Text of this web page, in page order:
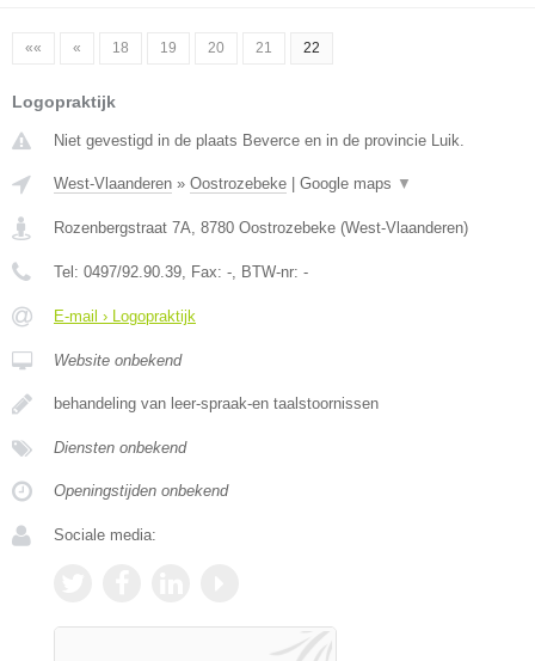
«« « 18 19 20 21 22
Logopraktijk
Niet gevestigd in de plaats Beverce en in de provincie Luik.
West-Vlaanderen » Oostrozebeke Google maps ▼
Rozenbergstraat 7A, 8780 Oostrozebeke (West-Vlaanderen)
Tel: 0497/92.90.39, Fax: -, BTW-nr: -
E-mail › Logopraktijk
Website onbekend
behandeling van leer-spraak-en taalstoornissen
Diensten onbekend
Openingstijden onbekend
Sociale media: